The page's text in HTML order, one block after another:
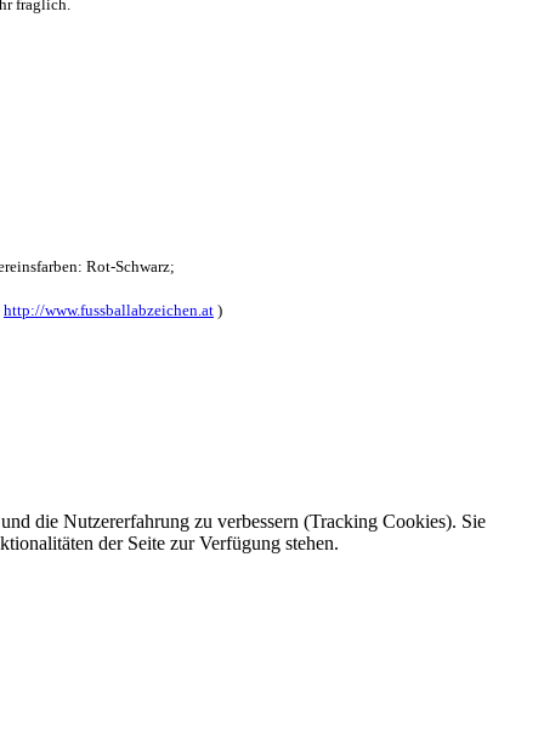
die Nutzererfahrung zu verbessern (Tracking Cookies). Sie
der Seite zur Verfügung stehen.
fraglich.
Rot-Schwarz;
http://www.fussballabzeichen.at )